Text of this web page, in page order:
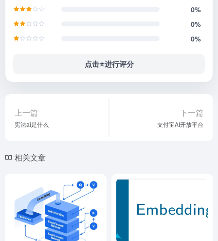
0%
0%
0%
点击⭐️进行评分
上一篇
宪法ai是什么
下一篇
支付宝AI开放平台
相关文章